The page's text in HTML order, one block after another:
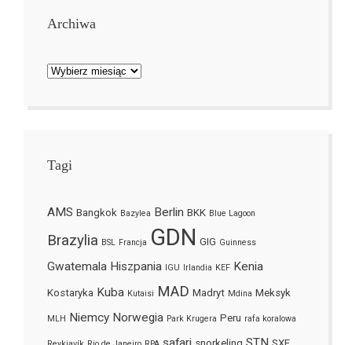
Archiwa
Archiwa
Tagi
AMS Bangkok Bazylea Berlin BKK Blue Lagoon
Brazylia BSL Francja GDN GIG Guinness
Gwatemala Hiszpania IGU Irlandia KEF Kenia
Kostaryka Kuba Kutaisi MAD Madryt Mdina Meksyk
MLH Niemcy Norwegia Park Krugera Peru rafa koralowa